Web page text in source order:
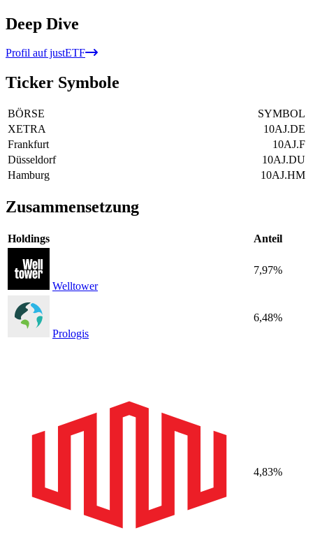
Deep Dive
Profil auf justETF
Ticker Symbole
BÖRSE
SYMBOL
XETRA
10AJ.DE
Frankfurt
10AJ.F
Düsseldorf
10AJ.DU
Hamburg
10AJ.HM
Zusammensetzung
Holdings Anteil
Welltower
7,97%
Prologis
6,48%
4,83%